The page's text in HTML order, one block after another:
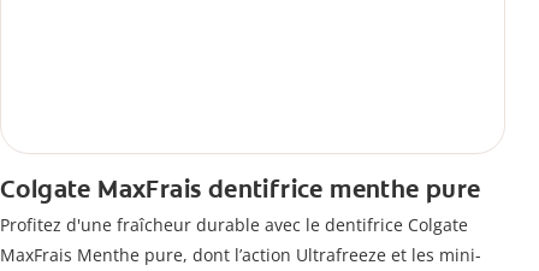
Colgate MaxFrais dentifrice menthe pure
Profitez d'une fraîcheur durable avec le dentifrice Colgate
MaxFrais Menthe pure, dont l’action Ultrafreeze et les mini-